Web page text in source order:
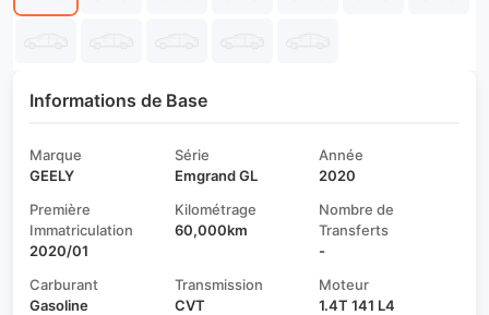
Informations de Base
Marque
GEELY
Série
Emgrand GL
Année
2020
Première
Immatriculation
2020/01
Kilométrage
60,000km
Nombre de
Transferts
-
Carburant
Gasoline
Transmission
CVT
Moteur
1.4T 141 L4